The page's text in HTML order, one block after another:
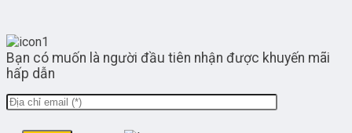
Bạn có muốn là người đầu tiên nhận được khuyến mãi
hấp dẫn